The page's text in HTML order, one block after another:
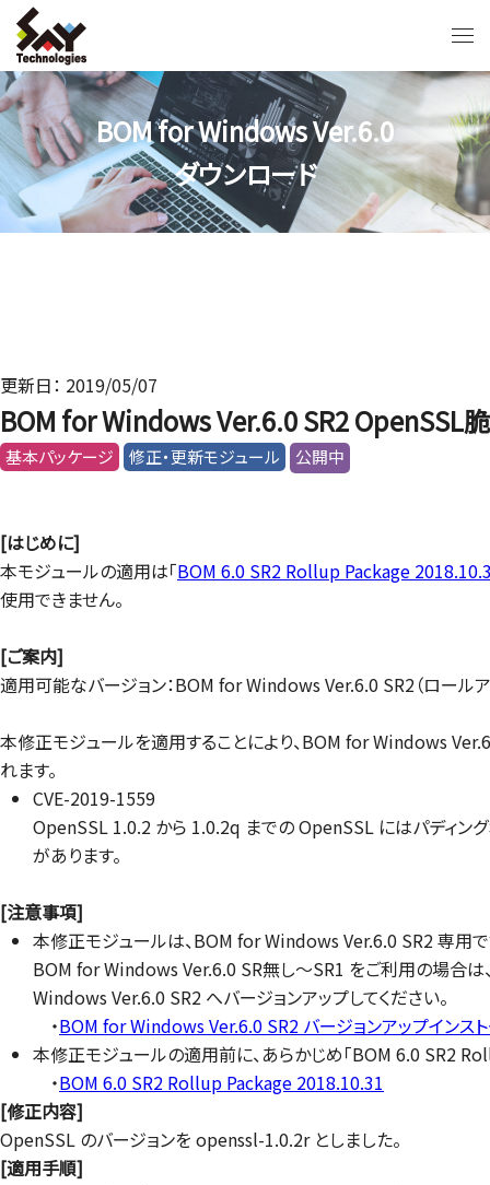
BOM for Windows Ver.6.0
ダウンロード
更新日： 2019/05/07
BOM for Windows Ver.6.0 SR2 OpenSSL
基本パッケージ 修正・更新モジュール 公開中
[はじめに]
本モジュールの適用は「BOM 6.0 SR2 Rollup Package
使用できません。
[ご案内]
適用可能なバージョン：BOM for Windows Ver.6.0 SR2（ロール
本修正モジュールを適用することにより、BOM for Windows
れます。
CVE-2019-1559
OpenSSL 1.0.2 から 1.0.2q までの OpenSSL にはパディン
があります。
[注意事項]
本修正モジュールは、BOM for Windows Ver.6.0 SR2 専用で
BOM for Windows Ver.6.0 SR無し～SR1 をご利用の場合は
Windows Ver.6.0 SR2 へバージョンアップしてください。
・BOM for Windows Ver.6.0 SR2 バージョンアップインス
本修正モジュールの適用前に、あらかじめ「BOM 6.0 SR2
・BOM 6.0 SR2 Rollup Package 2018.10.31
[修正内容]
OpenSSL のバージョンを openssl-1.0.2r としました。
[適用手順]